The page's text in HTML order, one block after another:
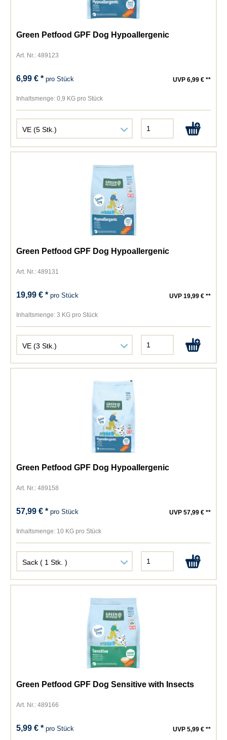
Green Petfood GPF Dog Hypoallergenic
Art. Nr.: 489123
6,99 € *pro Stück UVP 6,99 € **
Inhaltsmenge: 0,9 KG pro Stück
Green Petfood GPF Dog Hypoallergenic
Art. Nr.: 489131
19,99 € *pro Stück UVP 19,99 € **
Inhaltsmenge: 3 KG pro Stück
Green Petfood GPF Dog Hypoallergenic
Art. Nr.: 489158
57,99 € *pro Stück UVP 57,99 € **
Inhaltsmenge: 10 KG pro Stück
Green Petfood GPF Dog Sensitive with Insects
Art. Nr.: 489166
5,99 € *pro Stück UVP 5,99 € **